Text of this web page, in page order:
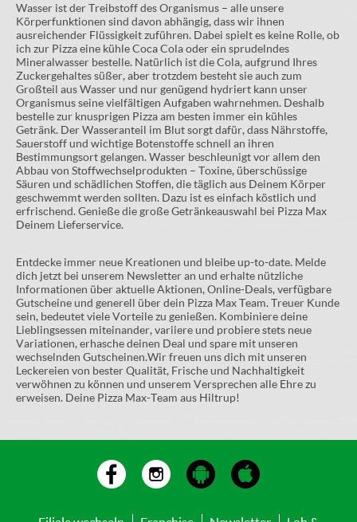
Wasser ist der Treibstoff des Organismus – alle unsere
Körperfunktionen sind davon abhängig, dass wir ihnen
ausreichender Flüssigkeit zuführen. Dabei spielt es keine Rolle, ob
ich zur Pizza eine kühle Coca Cola oder ein sprudelndes
Mineralwasser bestelle. Natürlich ist die Cola, aufgrund Ihres
Zuckergehaltes süßer, aber trotzdem besteht sie auch zum
Großteil aus Wasser und nur genügend hydriert kann unser
Organismus seine vielfältigen Aufgaben wahrnehmen. Deshalb
bestelle zur knusprigen Pizza am besten immer ein kühles
Getränk. Der Wasseranteil im Blut sorgt dafür, dass Nährstoffe,
Sauerstoff und wichtige Botenstoffe schnell an ihren
Bestimmungsort gelangen. Wasser beschleunigt vor allem den
Abbau von Stoffwechselprodukten – Toxine, überschüssige
Säuren und schädlichen Stoffen, die täglich aus Deinem Körper
geschwemmt werden sollten. Dazu ist es einfach köstlich und
erfrischend. Genieße die große Getränkeauswahl bei Pizza Max
Deinem Lieferservice.
Entdecke immer neue Kreationen und bleibe up-to-date. Melde
dich jetzt bei unserem Newsletter an und erhalte nützliche
Informationen über aktuelle Aktionen, Online-Deals, verfügbare
Gutscheine und generell über dein Pizza Max Team. Treuer Kunde
sein, bedeutet viele Vorteile zu genießen. Kombiniere deine
Lieblingsessen miteinander, variiere und probiere stets neue
Variationen, erhasche deinen Deal und spare mit unseren
wechselnden Gutscheinen.Wir freuen uns dich mit unseren
Leckereien von bester Qualität, Frische und Nachhaltigkeit
verwöhnen zu können und unserem Versprechen alle Ehre zu
erweisen. Deine Pizza Max-Team aus Hiltrup!